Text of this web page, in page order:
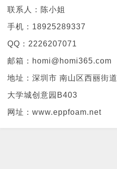
联系人：陈小姐
手机：18925289337
QQ：2226207071
邮箱：homi@homi365.com
地址：深圳市 南山区西丽街道
大学城创意园B403
网址：www.eppfoam.net